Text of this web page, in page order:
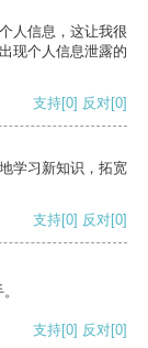
人信息，这让我很
现个人信息泄露的
支持[0] 反对[0]
学习新知识，拓宽
支持[0] 反对[0]
支持[0] 反对[0]